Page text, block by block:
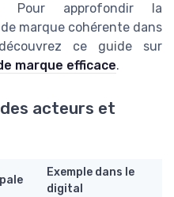
Pour approfondir la
marque cohérente dans
ce guide sur
marque efficace.
acteurs et
Exemple dans le
digital